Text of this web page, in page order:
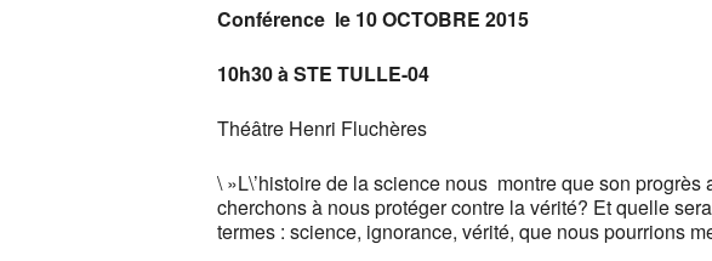
Conférence le 10 OCTOBRE 2015
10h30 à STE TULLE-04
Théâtre Henri Fluchères
\ »L\’histoire de la science nous montre que son
cherchons à nous protéger contre la vérité? Et quelle
termes : science, ignorance, vérité, que nous pourrions